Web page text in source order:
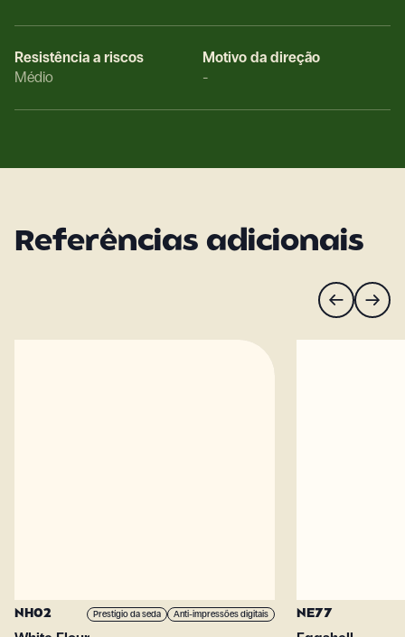
Resistência a riscos
Médio
Motivo da direção
-
Referências adicionais
NH02 Prestígio da seda Anti-impressões digitais NE77